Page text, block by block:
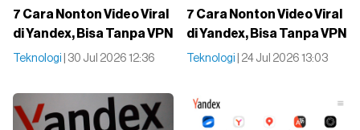
7 Cara Nonton Video Viral
di Yandex, Bisa Tanpa VPN
Teknologi | 30 Jul 2026 12:36
7 Cara Nonton Video Viral
di Yandex, Bisa Tanpa VPN
Teknologi | 24 Jul 2026 13:03